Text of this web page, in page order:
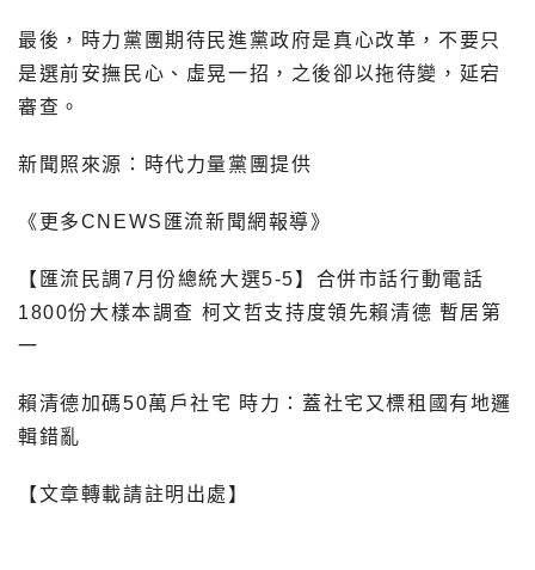
最後，時力黨團期待民進黨政府是真心改革，不要只
是選前安撫民心、虛晃一招，之後卻以拖待變，延宕
審查。
新聞照來源：時代力量黨團提供
《更多CNEWS匯流新聞網報導》
【匯流民調7月份總統大選5-5】合併市話行動電話
1800份大樣本調查 柯文哲支持度領先賴清德 暫居第
一
賴清德加碼50萬戶社宅 時力：蓋社宅又標租國有地邏
輯錯亂
【文章轉載請註明出處】